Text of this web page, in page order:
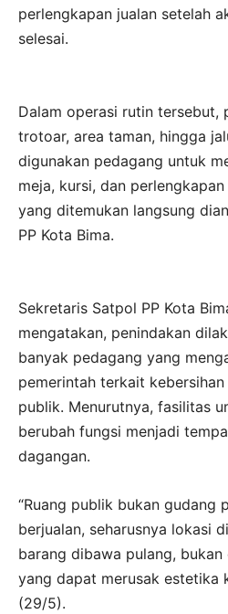
perlengkapan jualan setelah
selesai.
Dalam operasi rutin tersebut,
trotoar, area taman, hingga
digunakan pedagang untuk
meja, kursi, dan
yang ditemukan langsung
PP Kota Bima.
Sekretaris Satpol PP Kota
mengatakan, penindakan
banyak pedagang yang
pemerintah terkait
publik. Menurutnya, fasilitas
berubah fungsi menjadi
dagangan.
“Ruang publik bukan gudang
berjualan, seharusnya lokasi
barang dibawa pulang,
yang dapat merusak estetika
(29/5).